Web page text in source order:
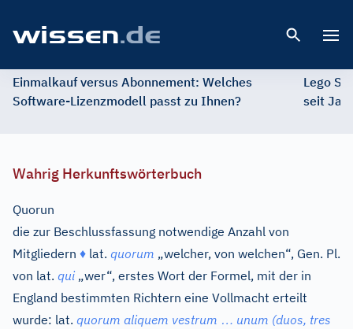
Einmalkauf versus Abonnement: Welches
Software-Lizenzmodell passt zu Ihnen?
Lego
seit
Wahrig Herkunftswörterbuch
Quorun
die zur Beschlussfassung notwendige Anzahl von
Mitgliedern ♦ lat. quorum „welcher, von welchen“, Gen. Pl.
von lat. qui„wer“, erstes Wort der Formel, mit der in
England bestimmten Richtern eine Vollmacht erteilt
wurde: lat. quorum aliquem vestrum … unum (duos, tres